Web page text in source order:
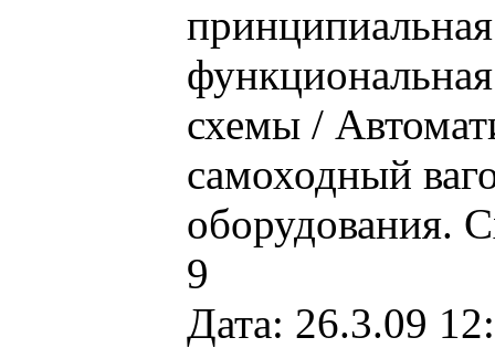
схемы /
самоходный
оборудования.
9
Дата: 26.3.09